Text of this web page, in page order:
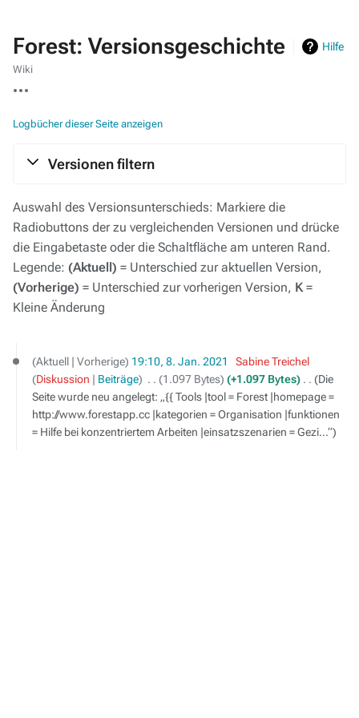
Forest: Versionsgeschichte Hilfe
Wiki
Aktionen
Logbücher dieser Seite anzeigen
Versionen filtern
Auswahl des Versionsunterschieds: Markiere die
Radiobuttons der zu vergleichenden Versionen und drücke
die Eingabetaste oder die Schaltfläche am unteren Rand.
Legende: (Aktuell) = Unterschied zur aktuellen Version,
(Vorherige) = Unterschied zur vorherigen Version, K=
Kleine Änderung
Januar
2021
Aktuell Vorherige 19:10, 8. Jan. 2021
Sabine Treichel
Diskussion
Beiträge 1.097 Bytes +1.097 Bytes ‎
Die
Seite wurde neu angelegt: „{{ Tools |tool = Forest |homepage =
http://www.forestapp.cc |kategorien = Organisation |funktionen
= Hilfe bei konzentriertem Arbeiten |einsatzszenarien = Gezi…“